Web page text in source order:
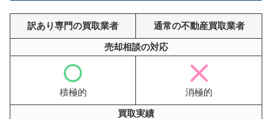
訳あり専門の買取業者 通常の不動産買取業者
売却相談の対応
積極的 消極的
買取実績